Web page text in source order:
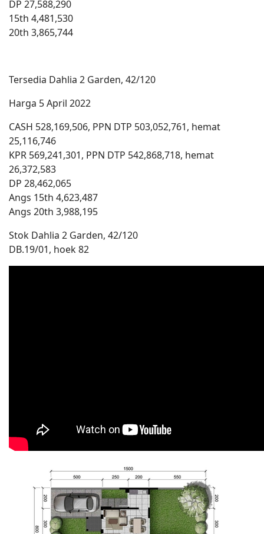
DP 27,588,290
15th 4,481,530
20th 3,865,744
Tersedia Dahlia 2 Garden, 42/120
Harga 5 April 2022
CASH 528,169,506, PPN DTP 503,052,761, hemat
25,116,746
KPR 569,241,301, PPN DTP 542,868,718, hemat
26,372,583
DP 28,462,065
Angs 15th 4,623,487
Angs 20th 3,988,195
Stok Dahlia 2 Garden, 42/120
DB.19/01, hoek 82